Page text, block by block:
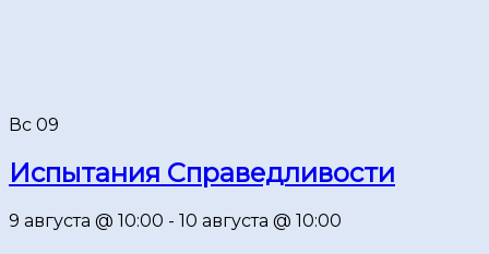
Вс 09
Испытания Справедливости
9 августа @ 10:00 - 10 августа @ 10:00